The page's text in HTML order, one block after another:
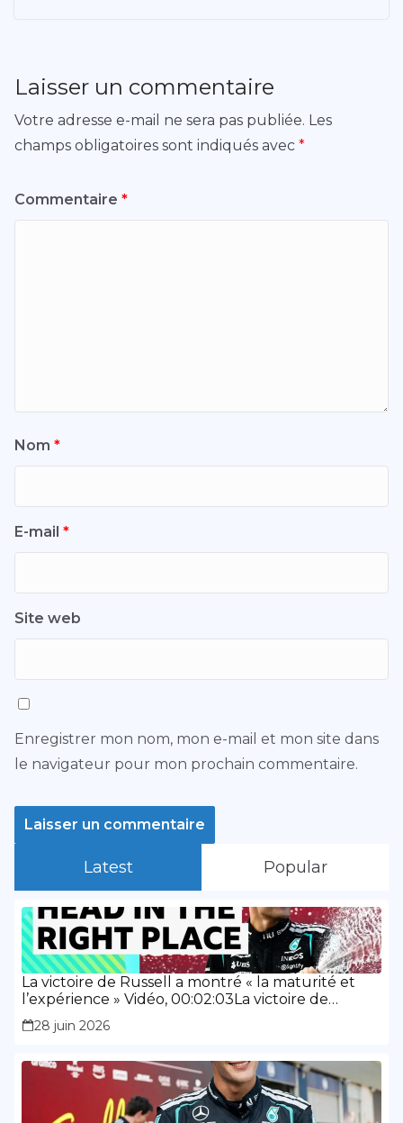
Laisser un commentaire
Votre adresse e-mail ne sera pas publiée. Les
champs obligatoires sont indiqués avec *
Commentaire *
Nom *
E-mail *
Site web
Enregistrer mon nom, mon e-mail et mon site dans
le navigateur pour mon prochain commentaire.
Latest Popular
La victoire de Russell a montré « la maturité et
l’expérience » Vidéo, 00:02:03La victoire de
Russell a montré « la maturité et l’expérience »
28 juin 2026